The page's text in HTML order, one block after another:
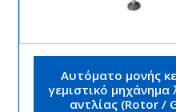
Αυτόματο μονής
γεμιστικό
αντλίας (Rotor /